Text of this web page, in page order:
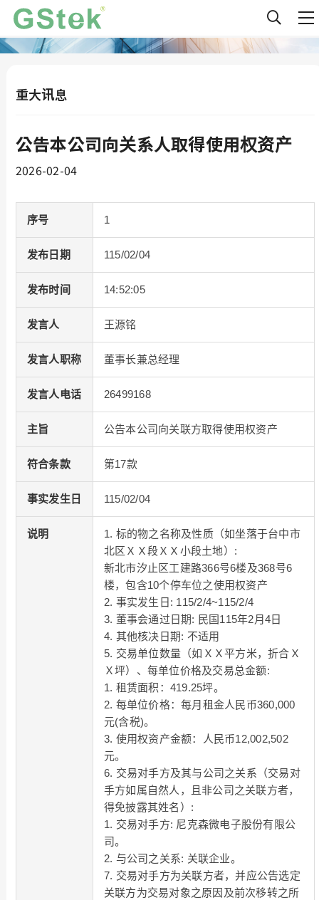
重大讯息
公告本公司向关系人取得使用权资产
2026-02-04
序号 1
发布日期 115/02/04
发布时间 14:52:05
发言人 王源铭
发言人职称 董事长兼总经理
发言人电话 26499168
主旨 公告本公司向关联方取得使用权资产
符合条款 第17款
事实发生日 115/02/04
说明
1. 标的物之名称及性质（如坐落于台中市
北区ＸＸ段ＸＸ小段土地）:
新北市汐止区工建路366号6楼及368号6
楼，包含10个停车位之使用权资产
2. 事实发生日: 115/2/4~115/2/4
3. 董事会通过日期: 民国115年2月4日
4. 其他核决日期: 不适用
5. 交易单位数量（如ＸＸ平方米，折合Ｘ
Ｘ坪）、每单位价格及交易总金额:
1. 租赁面积：419.25坪。
2. 每单位价格：每月租金人民币360,000
元(含税)。
3. 使用权资产金额：人民币12,002,502
元。
6. 交易对手方及其与公司之关系（交易对
手方如属自然人，且非公司之关联方者，
得免披露其姓名）:
1. 交易对手方: 尼克森微电子股份有限公
司。
2. 与公司之关系: 关联企业。
7. 交易对手方为关联方者，并应公告选定
关联方为交易对象之原因及前次移转之所